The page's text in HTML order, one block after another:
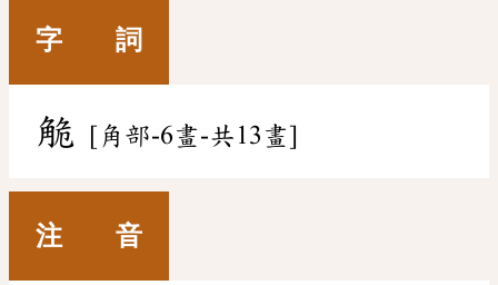
字 詞
觤 [角部-6畫-共13畫]
注 音